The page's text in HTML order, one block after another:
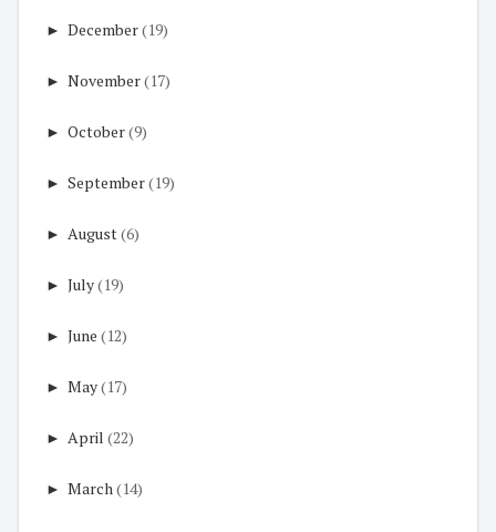
► December(19)
► November(17)
► October(9)
► September(19)
► August(6)
► July(19)
► June (12)
► May(17)
► April (22)
► March(14)